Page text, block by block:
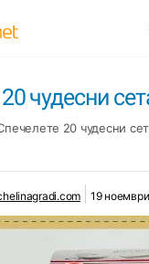
чудесни
20 чудесни
19